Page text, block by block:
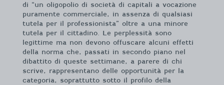
di “un oligopolio di società di capitali a vocazione
puramente commerciale, in assenza di qualsiasi
tutela per il professionista” oltre a una minore
tutela per il cittadino. Le perplessità sono
legittime ma non devono offuscare alcuni effetti
della norma che, passati in secondo piano nel
dibattito di queste settimane, a parere di chi
scrive, rappresentano delle opportunità per la
categoria, soprattutto sotto il profilo della